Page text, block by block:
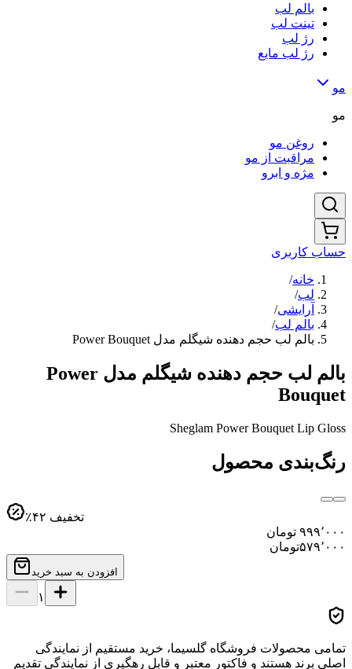
بالم لب
تینت لب
رژ لب
رژ لب مایع
مو
مو
روغن مو
مراقبت از مو
مژه و ابرو
حساب کاربری
خانه/
لب/
آرایشی/
بالم لب/
بالم لب حجم دهنده شیگلم مدل Power Bouquet
بالم لب حجم دهنده شیگلم مدل Power
Bouquet
Sheglam Power Bouquet Lip Gloss
رنگ‌بندی محصول
٪۴۲ تخفیف
۹۹۹٬۰۰۰ تومان
۵۷۹٬۰۰۰تومان
افزودن به سبد خرید
۱
تمامی محصولات فروشگاه گلسیما، خرید مستقیم از نمایندگی
اصلی برند هستند و فاکتور معتبر و قابل رهگیری از نمایندگی تقدیم